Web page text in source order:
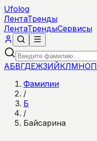
Ufolog
ЛентаТренды
ЛентаТрендыСервисы
АБВГДЕЖЗИЙКЛМНОП
Фамилии
/
Б
/
Байсарина